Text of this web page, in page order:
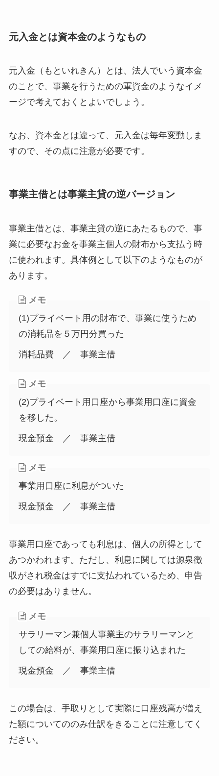
元入金とは資本金のようなもの
元入金（もといれきん）とは、法人でいう資本金
のことで、事業を行うための軍資金のようなイメ
ージで考えておくとよいでしょう。
なお、資本金とは違って、元入金は毎年変動しま
すので、その点に注意が必要です。
事業主借とは事業主貸の逆バージョン
事業主借とは、事業主貸の逆にあたるもので、事
業に必要なお金を事業主個人の財布から支払う時
に使われます。具体例として以下のようなものが
あります。
メモ
(1)プライベート用の財布で、事業に使うため
の消耗品を５万円分買った
消耗品費 ／ 事業主借
メモ
(2)プライベート用口座から事業用口座に資金
を移した。
現金預金 ／ 事業主借
メモ
事業用口座に利息がついた
現金預金 ／ 事業主借
事業用口座であっても利息は、個人の所得として
あつかわれます。ただし、利息に関しては源泉徴
収がされ税金はすでに支払われているため、申告
の必要はありません。
メモ
サラリーマン兼個人事業主のサラリーマンと
しての給料が、事業用口座に振り込まれた
現金預金 ／ 事業主借
この場合は、手取りとして実際に口座残高が増え
た額についてののみ仕訳をきることに注意してく
ださい。